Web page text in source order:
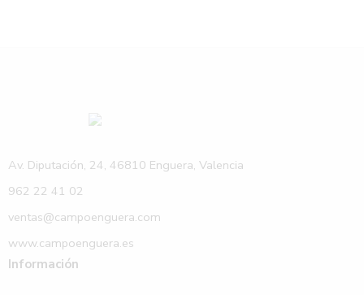
Av. Diputación, 24, 46810 Enguera, Valencia
962 22 41 02
ventas@campoenguera.com
www.campoenguera.es
Información